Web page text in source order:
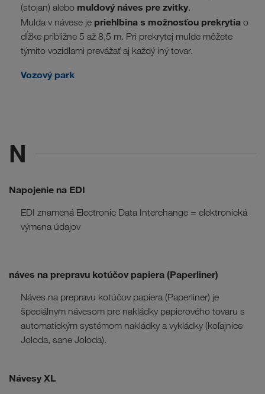
(stojan) alebo muldový náves pre zvitky.
Mulda v návese je priehlbina s možnosťou prekrytia o
dĺžke približne 5 až 8,5 m. Pri prekrytej mulde môžete
týmito vozidlami prevážať aj každý iný tovar.
Vozový park
N
Napojenie na EDI
EDI znamená Electronic Data Interchange = elektronická
výmena údajov
náves na prepravu kotúčov papiera (Paperliner)
Náves na prepravu kotúčov papiera (Paperliner) je
špeciálnym návesom pre nakládky papierového tovaru s
automatickým systémom nakládky a vykládky (koľajnice
Joloda, sane Joloda).
Návesy XL